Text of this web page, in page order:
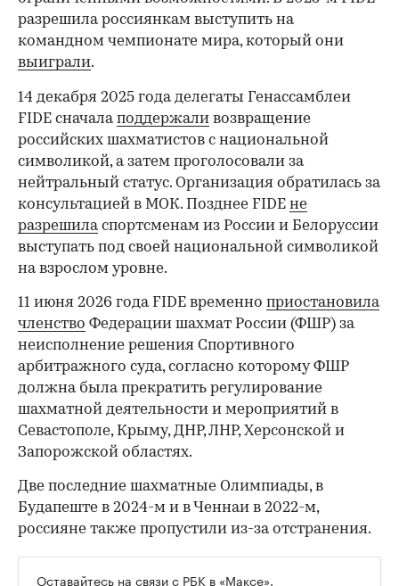
разрешила россиянкам выступить на
командном чемпионате мира, который они
выиграли.
00:00 / 00:00
14 декабря 2025 года делегаты Генассамблеи
FIDE сначалаподдержали возвращение
российских шахматистов с национальной
символикой, а затем проголосовали за
нейтральный статус. Организация обратилась за
консультацией в МОК. Позднее FIDE не
разрешиласпортсменам из России и Белоруссии
выступать под своей национальной символикой
на взрослом уровне.
11 июня 2026 года FIDE временно приостановила
членство Федерации шахмат России (ФШР) за
неисполнение решения Спортивного
арбитражного суда, согласно которому ФШР
должна была прекратить регулирование
шахматной деятельности и мероприятий в
Севастополе, Крыму, ДНР, ЛНР, Херсонской и
Запорожской областях.
Две последние шахматные Олимпиады, в
Будапеште в 2024-м и в Ченнаи в 2022-м,
россияне также пропустили из-за отстранения.
Оставайтесь на связи с РБК в «Максе».